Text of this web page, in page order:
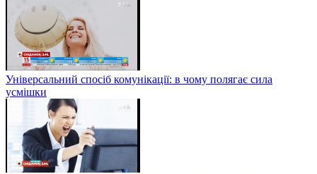
Універсальний спосіб комунікації: в чому полягає сила
усмішки